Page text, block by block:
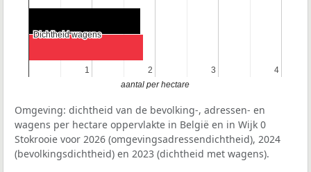
1
1 2
2 3
3 4
4
Dichtheid wagens
Dichtheid wagens
aantal per hectare
Omgeving: dichtheid van de bevolking-, adressen- en
wagens per hectare oppervlakte in België en in Wijk 0
Stokrooie voor 2026 (omgevingsadressendichtheid), 2024
(bevolkingsdichtheid) en 2023 (dichtheid met wagens).